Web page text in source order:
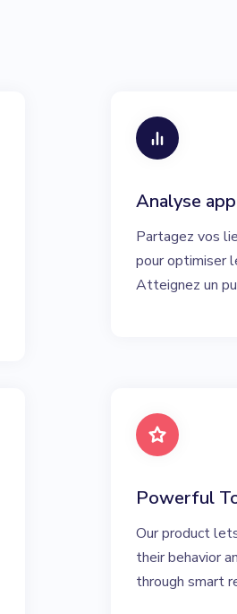
Analyse
Partagez vos
pour optimiser
Atteignez un
Powerful
Our product
their behavior
through smart